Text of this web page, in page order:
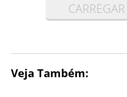
Veja Também: